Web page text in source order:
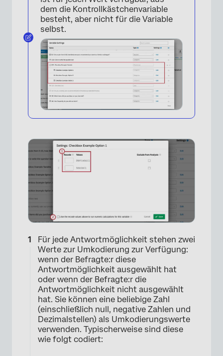
dem die Kontrollkästchenvariable
besteht, aber nicht für die Variable
selbst.
Für jede Antwortmöglichkeit stehen zwei
Werte zur Umkodierung zur Verfügung:
wenn der Befragte:r diese
Antwortmöglichkeit ausgewählt hat
oder wenn der Befragte:r die
Antwortmöglichkeit nicht ausgewählt
hat. Sie können eine beliebige Zahl
(einschließlich null, negative Zahlen und
Dezimalstellen) als Umkodierungswerte
verwenden. Typischerweise sind diese
wie folgt codiert: